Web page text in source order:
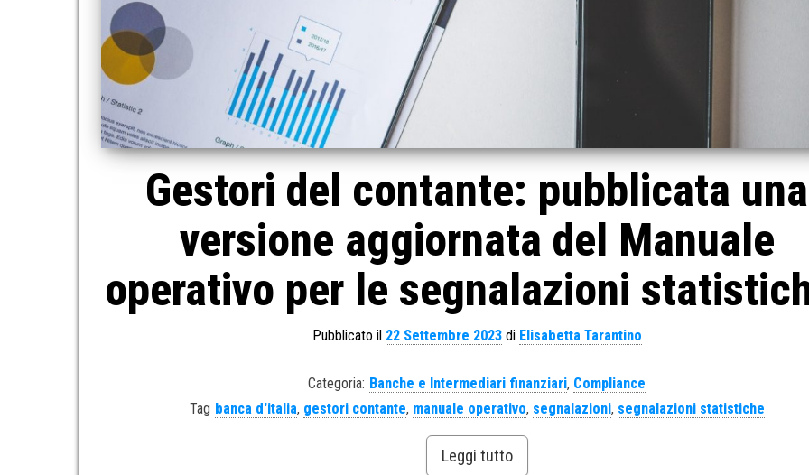
Gestori del contante: pubblicata una
versione aggiornata del Manuale
operativo per le segnalazioni
Pubblicato il 22 Settembre 2023di Elisabetta Tarantino
Categoria: Banche e Intermediari finanziari, Compliance
Tag banca d'italia, gestori contante, manuale operativo, segnalazioni, segnalazioni statistiche
Leggi tutto